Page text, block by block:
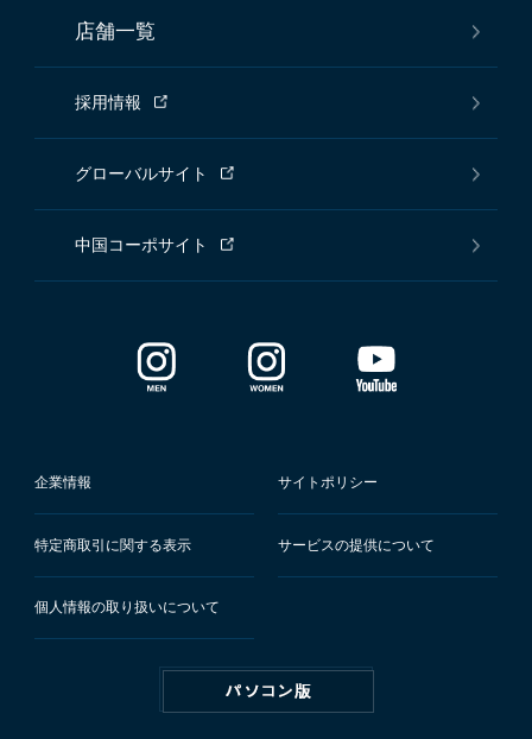
店舗一覧
採用情報
グローバルサイト
中国コーポサイト
企業情報 サイトポリシー
特定商取引に関する表示 サービスの提供について
個人情報の取り扱いについて